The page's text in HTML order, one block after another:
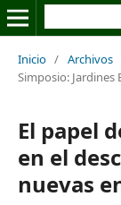
Inicio / Archivos
Simposio:
El papel
en el
nuevas